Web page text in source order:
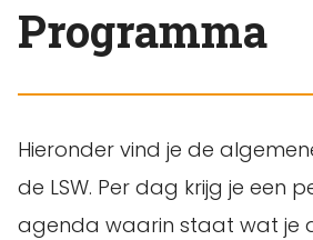
Programma
Hieronder vind je de
de LSW. Per dag krijg je een
agenda waarin staat wat je